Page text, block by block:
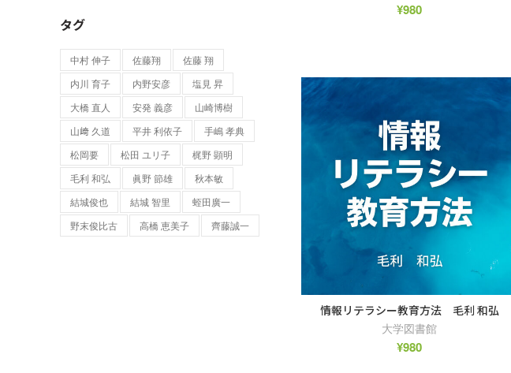
タグ
中村 伸子 佐藤翔
佐藤 翔
内川 育子
内野安彦
塩見 昇
大橋 直人
安発 義彦
山崎博樹
山﨑 久道
平井 利依子
手嶋 孝典
松岡要
松田 ユリ子
梶野 顕明
毛利 和弘
眞野 節雄
秋本敏
結城俊也
結城 智⾥
蛭田廣一
野末俊比古
高橋 恵美子 齊藤誠一
¥980
情報リテラシー教育方法 毛利 和弘
大学図書館
¥980